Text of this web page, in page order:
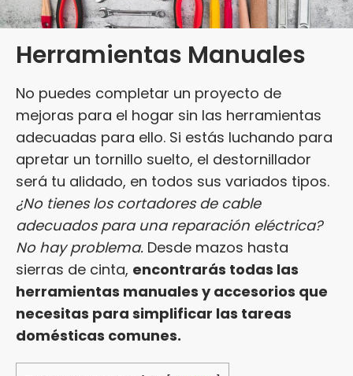
Herramientas Manuales
No puedes completar un proyecto de
mejoras para el hogar sin las herramientas
adecuadas para ello. Si estás luchando para
apretar un tornillo suelto, el destornillador
será tu alidado, en todos sus variados tipos.
¿No tienes los cortadores de cable
adecuados para una reparación eléctrica?
No hay problema. Desde mazos hasta
sierras de cinta, encontrarás todas las
herramientas manuales y accesorios que
necesitas para simplificar las tareas
domésticas comunes.